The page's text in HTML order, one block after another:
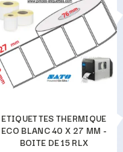
ETIQUETTES THERMIQUE
ECO BLANC 40 X 27 MM -
BOITE DE 15 RLX